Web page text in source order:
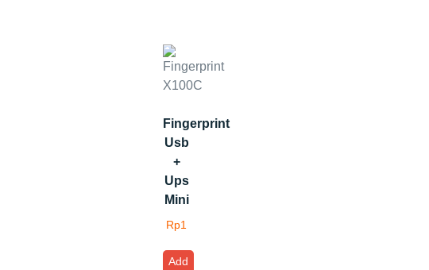
Fingerprint
Usb
+
Ups
Mini
Rp1
Add